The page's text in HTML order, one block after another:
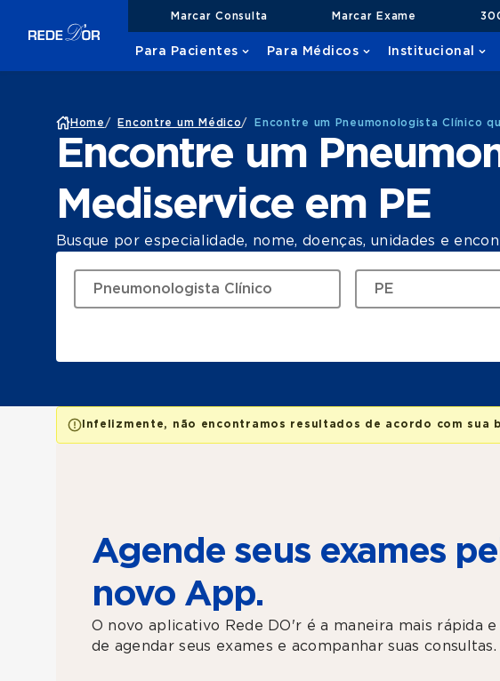
Marcar Consulta Marcar Exame
Para Pacientes Para Médicos Institucional
Home / Encontre um Médico/ Encontre um Pneumonologista Clínico
Encontre um
Mediservice em PE
Busque por especialidade, nome, doenças, unidades e
Infelizmente, não encontramos resultados de acordo com sua
Agende seus exames
novo App.
O novo aplicativo Rede DO'r é a maneira mais rápida e
de agendar seus exames e acompanhar suas consultas.